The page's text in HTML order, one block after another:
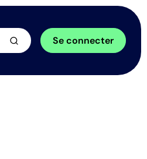
Se connecter
arrow_forward